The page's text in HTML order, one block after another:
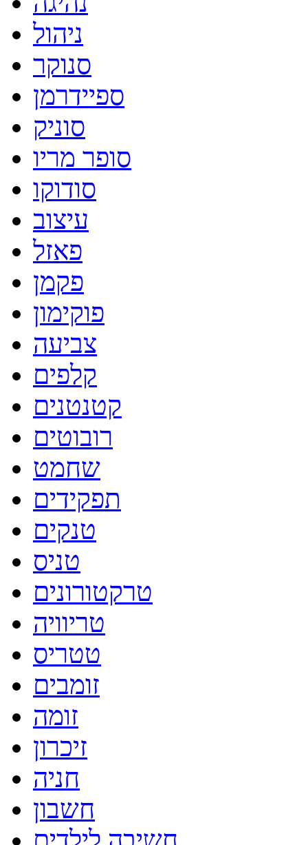
ניהול
סנוקר
ספיידרמן
סוניק
סופר מריו
סודוקו
עיצוב
פאזל
פקמן
פוקימון
צביעה
קלפים
קטנטנים
רובוטים
שחמט
תפקידים
טנקים
טניס
טרקטורונים
טריוויה
טטריס
זומבים
זומה
זיכרון
חניה
חשבון